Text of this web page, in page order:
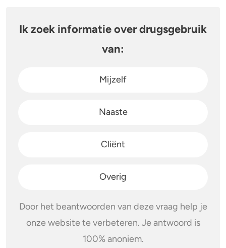
Ik zoek informatie over drugsgebruik
van:
Mijzelf
Naaste
Cliënt
Overig
Door het beantwoorden van deze vraag help je
onze website te verbeteren. Je antwoord is
100% anoniem.